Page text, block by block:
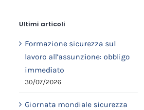
Ultimi articoli
Formazione sicurezza sul
lavoro all’assunzione: obbligo
immediato
30/07/2026
Giornata mondiale sicurezza